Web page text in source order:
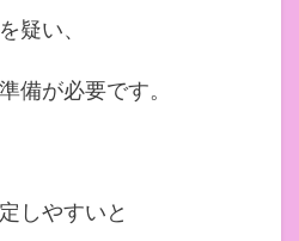
疑い、
備が必要です。
しやすいと